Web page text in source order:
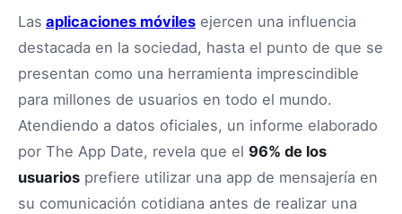
Las aplicaciones móviles ejercen una influencia
destacada en la sociedad, hasta el punto de que se
presentan como una herramienta imprescindible
para millones de usuarios en todo el mundo.
Atendiendo a datos oficiales, un informe elaborado
por The App Date, revela que el 96% de los
usuarios prefiere utilizar una app de mensajería en
su comunicación cotidiana antes de realizar una